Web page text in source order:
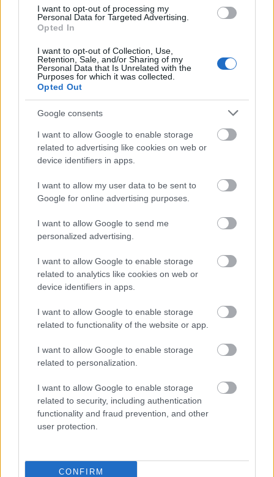
I want to opt-out of processing my
Personal Data for Targeted Advertising.
Opted In
I want to opt-out of Collection, Use,
Retention, Sale, and/or Sharing of my
Personal Data that Is Unrelated with the
Purposes for which it was collected.
Opted Out
Google consents
I want to allow Google to enable storage
related to advertising like cookies on web or
device identifiers in apps.
I want to allow my user data to be sent to
Google for online advertising purposes.
I want to allow Google to send me
personalized advertising.
I want to allow Google to enable storage
related to analytics like cookies on web or
device identifiers in apps.
I want to allow Google to enable storage
related to functionality of the website or app.
I want to allow Google to enable storage
related to personalization.
I want to allow Google to enable storage
related to security, including authentication
functionality and fraud prevention, and other
user protection.
CONFIRM
continúan en la enfermería rojiblanca. Lemar, Bryan Gil y
Vanat han tenido molestias durante la semana, pero,
aparentemente, no tienen lesión.
Levante
Luis Castro tiene las bajas por lesión de Pablo Martínez,
Elgezábal y Brugui, mientras que Arriaga cumplirá su último
Mallorca
Asano es baja por una lesión muscular y Kumbulla, duda.
Boyomo se ha reincorporado parcialmente con el grupo tras
superar un esguince de tobillo, pero causará baja una
jornada más, al igual que Iker Benito. Aimar Oroz no podrá
jugar en Valencia por sanción.
Rayo Vallecano
al Athletic.
Consejos de compra: 5 opciones 'low cost' para la
jornada 26
la jornada 26 de Comunio con un